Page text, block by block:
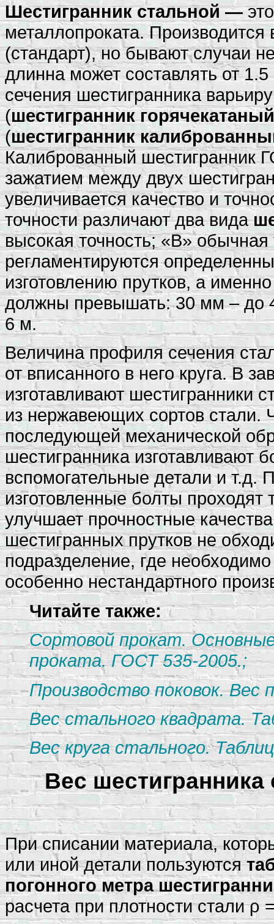
Шестигранник стальной —
металлопроката.
(стандарт), но бывают случаи
длинна может составлять от
сечения шестигранника
(шестигранник
(шестигранник
Калиброванный шестигранник
зажатием между двух
увеличивается качество и
точности различают два вида
высокая точность; «В» обычная
регламентируются
изготовлению прутков, а
должны превышать: 30 мм – до
6 м.
Величина профиля сечения
от вписанного в него круга. В
изготавливают шестигранники
из нержавеющих сортов стали.
последующей механической
шестигранника изготавливают
вспомогательные детали и т.д.
изготовленные болты проходят
улучшает прочностные
шестигранных прутков не
подразделение, где
особенно нестандартного
Читайте также:
Сортовой прокат.
проката. ГОСТ 535-2005.;
Производство поковок. Вес
Вес стального квадрата.
Вес круга стального.
Вес шестигранника
При списании материала,
или иной детали пользуются
погонного метра
расчета при плотности стали ρ